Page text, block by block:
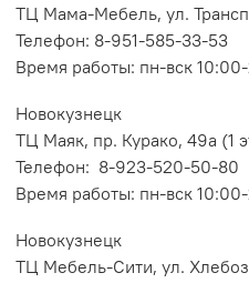
ТЦ Мама-Мебель, ул.
Телефон: 8-951-585-33-53
Время работы: пн-вск
Новокузнецк
ТЦ Маяк, пр. Курако, 49а (1
Телефон: 8-923-520-50-80
Время работы: пн-вск
Новокузнецк
ТЦ Мебель-Сити, ул.